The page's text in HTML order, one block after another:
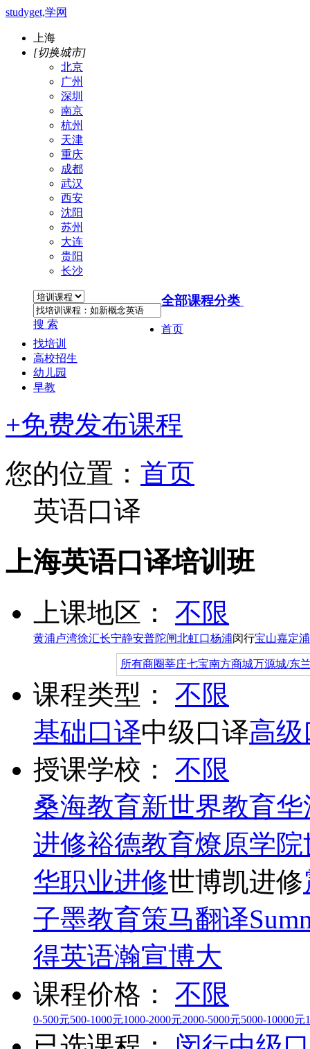
studyget,学网
上海
[切换城市]
北京
广州
深圳
南京
杭州
天津
重庆
成都
武汉
西安
沈阳
苏州
大连
贵阳
长沙
搜 索
全部课程分类
首页
找培训
高校招生
幼儿园
早教
+免费发布课程
您的位置： 首页
英语口译
上海英语口译培训班
上课地区： 不限
黄浦卢湾徐汇长宁静安普陀闸北虹口杨浦闵行宝山嘉定
所有商圈莘庄七宝南方商城万源城/东
课程类型：
不限
基础口译中级口译高
授课学校：
不限
桑海教育新世界教育华
进修裕德教育燎原学院
华职业进修世博凯进修
子墨教育策马翻译
得英语瀚宣博大
课程价格：
不限
0-500元500-1000元1000-2000元2000-5000元5000-10000元